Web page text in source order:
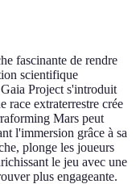
fascinante de rendre
scientifique
Project s'introduit
race extraterrestre crée
Mars peut
l'immersion grâce à sa
plonge les joueurs
le jeu avec une
plus engageante.